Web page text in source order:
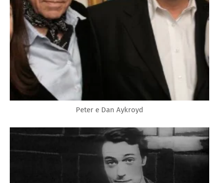
Peter e Dan Aykroyd